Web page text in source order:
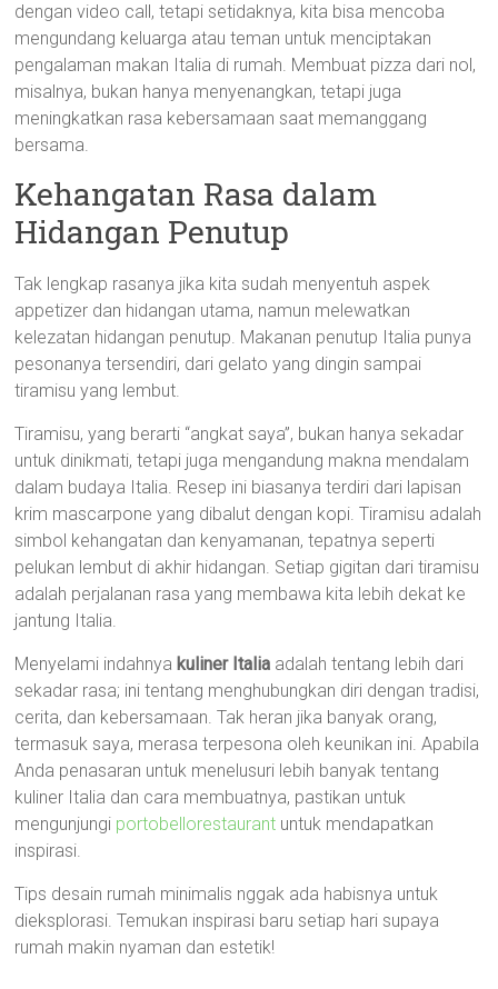
dengan video call, tetapi setidaknya, kita bisa mencoba
mengundang keluarga atau teman untuk menciptakan
pengalaman makan Italia di rumah. Membuat pizza dari nol,
misalnya, bukan hanya menyenangkan, tetapi juga
meningkatkan rasa kebersamaan saat memanggang
bersama.
Kehangatan Rasa dalam
Hidangan Penutup
Tak lengkap rasanya jika kita sudah menyentuh aspek
appetizer dan hidangan utama, namun melewatkan
kelezatan hidangan penutup. Makanan penutup Italia punya
pesonanya tersendiri, dari gelato yang dingin sampai
tiramisu yang lembut.
Tiramisu, yang berarti “angkat saya”, bukan hanya sekadar
untuk dinikmati, tetapi juga mengandung makna mendalam
dalam budaya Italia. Resep ini biasanya terdiri dari lapisan
krim mascarpone yang dibalut dengan kopi. Tiramisu adalah
simbol kehangatan dan kenyamanan, tepatnya seperti
pelukan lembut di akhir hidangan. Setiap gigitan dari tiramisu
adalah perjalanan rasa yang membawa kita lebih dekat ke
jantung Italia.
Menyelami indahnya kuliner Italia adalah tentang lebih dari
sekadar rasa; ini tentang menghubungkan diri dengan tradisi,
cerita, dan kebersamaan. Tak heran jika banyak orang,
termasuk saya, merasa terpesona oleh keunikan ini. Apabila
Anda penasaran untuk menelusuri lebih banyak tentang
kuliner Italia dan cara membuatnya, pastikan untuk
mengunjungi portobellorestaurant untuk mendapatkan
inspirasi.
Tips desain rumah minimalis nggak ada habisnya untuk
dieksplorasi. Temukan inspirasi baru setiap hari supaya
rumah makin nyaman dan estetik!